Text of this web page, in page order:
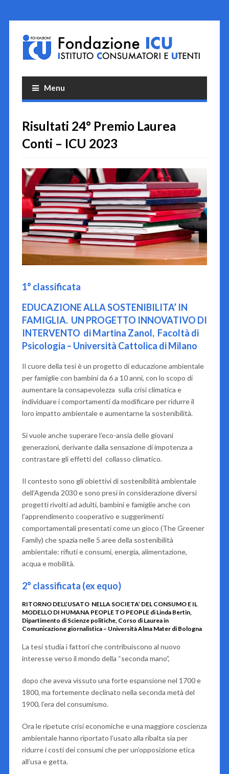
Menu
Risultati 24° Premio Laurea
Conti – ICU 2023
1° classificata
EDUCAZIONE ALLA SOSTENIBILITA’ IN
FAMIGLIA. UN PROGETTO INNOVATIVO DI
INTERVENTO di Martina Zanol, Facoltà di
Psicologia – Università Cattolica di Milano
Il cuore della tesi è un progetto di educazione ambientale
per famiglie con bambini da 6 a 10 anni, con lo scopo di
aumentare la consapevolezza sulla crisi climatica e
individuare i comportamenti da modificare per ridurre il
loro impatto ambientale e aumentarne la sostenibilità.
Si vuole anche superare l’eco-ansia delle giovani
generazioni, derivante dalla sensazione di impotenza a
contrastare gli effetti del collasso climatico.
Il contesto sono gli obiettivi di sostenibilità ambientale
dell’Agenda 2030 e sono presi in considerazione diversi
progetti rivolti ad adulti, bambini e famiglie anche con
l’apprendimento cooperativo e suggerimenti
comportamentali presentati come un gioco (The Greener
Family) che spazia nelle 5 aree della sostenibilità
ambientale: rifiuti e consumi, energia, alimentazione,
acqua e mobilità.
2° classificata (ex equo)
RITORNO DELL’USATO NELLA SOCIETA’ DEL CONSUMO E IL
MODELLO DI HUMANA PEOPLE TO PEOPLEdi Linda Bertin,
Dipartimento di Scienze politiche, Corso di Laurea in
Comunicazione giornalistica – Università Alma Mater di Bologna
La tesi studia i fattori che contribuiscono al nuovo
interesse verso il mondo della “seconda mano”,
dopo che aveva vissuto una forte espansione nel 1700 e
1800, ma fortemente declinato nella seconda metà del
1900, l’era del consumismo.
Ora le ripetute crisi economiche e una maggiore coscienza
ambientale hanno riportato l’usato alla ribalta sia per
ridurre i costi dei consumi che per un’opposizione etica
all’usa e getta.